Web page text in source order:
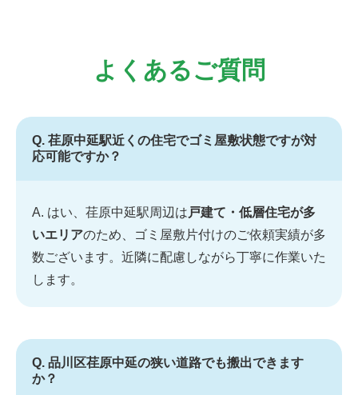
よくあるご質問
Q. 荏原中延駅近くの住宅でゴミ屋敷状態ですが対
応可能ですか？
A. はい、荏原中延駅周辺は 戸建て・低層住宅が多
いエリアのため、ゴミ屋敷片付けのご依頼実績が多
数ございます。近隣に配慮しながら丁寧に作業いた
します。
Q. 品川区荏原中延の狭い道路でも搬出できます
か？